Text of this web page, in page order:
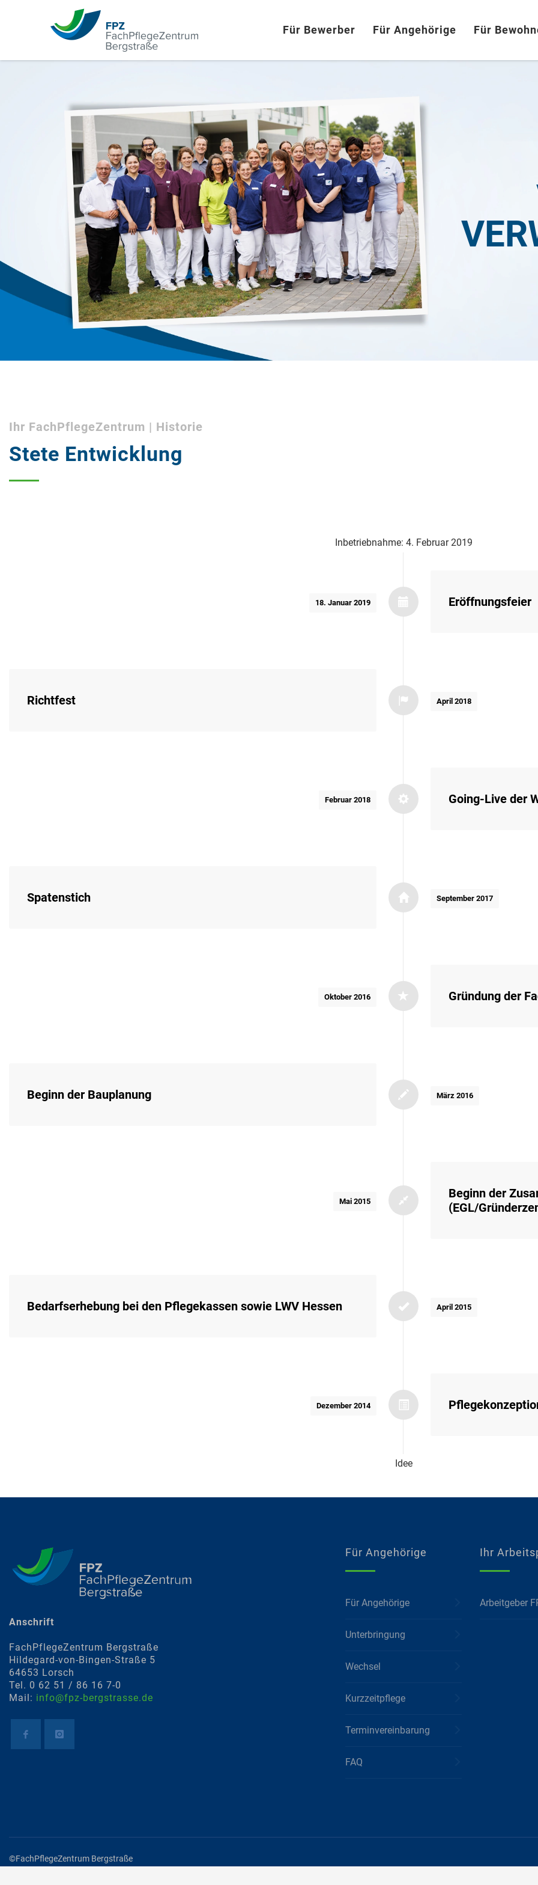
Für Bewerber Für Angehörige Für
Ihr FachPflegeZentrum | Historie
Stete Entwicklung
Inbetriebnahme: 4. Februar 2019
18. Januar 2019 Eröffnungsfeier
April 2018
Richtfest
Februar 2018 Going-Live der
September 2017
Spatenstich
Oktober 2016 Gründung der
März 2016
Beginn der Bauplanung
Mai 2015
Beginn der
(EGL/
April 2015
Bedarfserhebung bei den Pflegekassen sowie LWV Hessen
Dezember 2014
Idee
Anschrift
FachPflegeZentrum Bergstraße
Hildegard-von-Bingen-Straße 5
64653 Lorsch
Tel. 0 62 51 / 86 16 7-0
Mail: info@fpz-bergstrasse.de
Für Angehörige
Für Angehörige
Unterbringung
Wechsel
Kurzzeitpflege
Terminvereinbarung
FAQ
Ihr
Arbeitgeber
©FachPflegeZentrum Bergstraße